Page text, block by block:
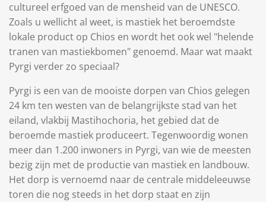
cultureel erfgoed van de mensheid van de UNESCO.
Zoals u wellicht al weet, is mastiek het beroemdste
lokale product op Chios en wordt het ook wel "helende
tranen van mastiekbomen" genoemd. Maar wat maakt
Pyrgi verder zo speciaal?
Pyrgi is een van de mooiste dorpen van Chios gelegen
24 km ten westen van de belangrijkste stad van het
eiland, vlakbij Mastihochoria, het gebied dat de
beroemde mastiek produceert. Tegenwoordig wonen
meer dan 1.200 inwoners in Pyrgi, van wie de meesten
bezig zijn met de productie van mastiek en landbouw.
Het dorp is vernoemd naar de centrale middeleeuwse
toren die nog steeds in het dorp staat en zijn